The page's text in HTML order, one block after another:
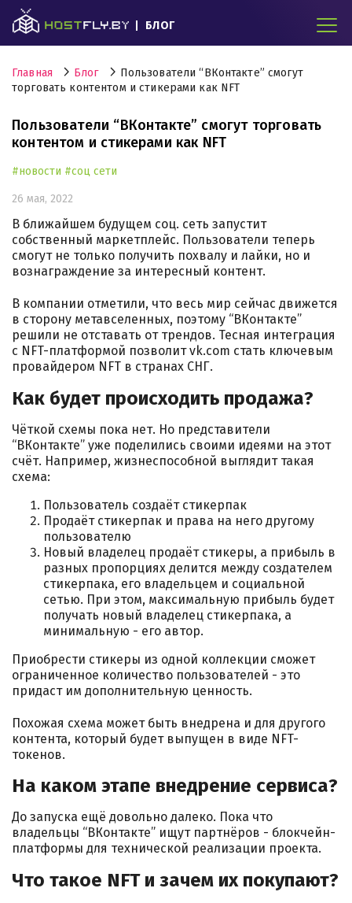
БЛОГ
Главная Блог
Пользователи “ВКонтакте” смогут
торговать контентом и стикерами как NFT
Пользователи “ВКонтакте” смогут торговать
контентом и стикерами как NFT
#новости #соц сети
26 мая, 2022
В ближайшем будущем соц. сеть запустит
собственный маркетплейс. Пользователи теперь
смогут не только получить похвалу и лайки, но и
вознаграждение за интересный контент.
В компании отметили, что весь мир сейчас движется
в сторону метавселенных, поэтому “ВКонтакте”
решили не отставать от трендов. Тесная интеграция
с NFT-платформой позволит vk.com стать ключевым
провайдером NFT в странах СНГ.
Как будет происходить продажа?
Чёткой схемы пока нет. Но представители
“ВКонтакте” уже поделились своими идеями на этот
счёт. Например, жизнеспособной выглядит такая
схема:
Пользователь создаёт стикерпак
Продаёт стикерпак и права на него другому
пользователю
Новый владелец продаёт стикеры, а прибыль в
разных пропорциях делится между создателем
стикерпака, его владельцем и социальной
сетью. При этом, максимальную прибыль будет
получать новый владелец стикерпака, а
минимальную - его автор.
Приобрести стикеры из одной коллекции сможет
ограниченное количество пользователей - это
придаст им дополнительную ценность.
Похожая схема может быть внедрена и для другого
контента, который будет выпущен в виде NFT-
токенов.
На каком этапе внедрение сервиса?
До запуска ещё довольно далеко. Пока что
владельцы “ВКонтакте” ищут партнёров - блокчейн-
платформы для технической реализации проекта.
Что такое NFT и зачем их покупают?